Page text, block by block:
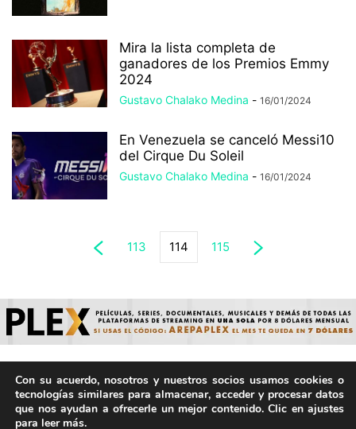
Mira la lista completa de
ganadores de los Premios Emmy
2024
Gustavo Chalako Medina - 16/01/2024
En Venezuela se canceló Messi10
del Cirque Du Soleil
Gustavo Chalako Medina - 16/01/2024
113 114 115
© ArepaVolatil.Com 2021-2025 - Hecho por humanos, no por
IA. | Todos los derechos reservados.
Con su acuerdo, nosotros y nuestros socios usamos cookies o
tecnologías similares para almacenar, acceder y procesar datos
que nos ayudan a ofrecerle un mejor contenido. Clic en ajustes
para leer más.